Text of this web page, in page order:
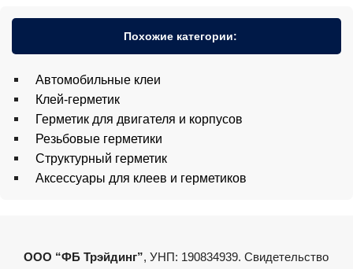
Похожие категории:
Автомобильные клеи
Клей-герметик
Герметик для двигателя и корпусов
Резьбовые герметики
Структурный герметик
Аксессуары для клеев и герметиков
ООО “ФБ Трэйдинг”, УНП: 190834939. Свидетельство